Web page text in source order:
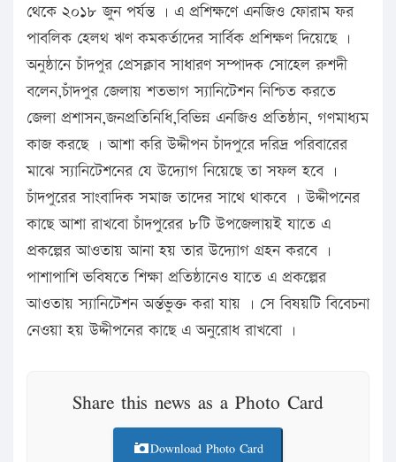
থেকে ২০১৮ জুন পর্যন্ত । এ প্রশিক্ষণে এনজিও ফোরাম ফর
পাবলিক হেলথ ঋণ কমকর্তাদের সার্বিক প্রশিক্ষণ দিয়েছে ।
অনুষ্ঠানে চাঁদপুর প্রেসক্লাব সাধারণ সম্পাদক সোহেল রুশদী
বলেন,চাঁদপুর জেলায় শতভাগ স্যানিটেশন নিশ্চিত করতে
জেলা প্রশাসন,জনপ্রতিনিধি,বিভিন্ন এনজিও প্রতিষ্ঠান, গণমাধ্যম
কাজ করছে । আশা করি উদ্দীপন চাঁদপুরে দরিদ্র পরিবারের
মাঝে স্যানিটেশনের যে উদ্যোগ নিয়েছে তা সফল হবে ।
চাঁদপুরের সাংবাদিক সমাজ তাদের সাথে থাকবে । উদ্দীপনের
কাছে আশা রাখবো চাঁদপুরের ৮টি উপজেলায়ই যাতে এ
প্রকল্পের আওতায় আনা হয় তার উদ্যোগ গ্রহন করবে ।
পাশাপাশি ভবিষতে শিক্ষা প্রতিষ্ঠানেও যাতে এ প্রকল্পের
আওতায় স্যানিটেশন অর্ন্তভুক্ত করা যায় । সে বিষয়টি বিবেচনা
নেওয়া হয় উদ্দীপনের কাছে এ অনুরোধ রাখবো ।
Share this news as a Photo Card
Download Photo Card